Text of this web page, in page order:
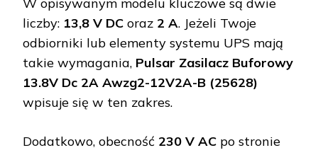
liczby: 13,8 V DC oraz 2 A. Jeżeli Twoje
odbiorniki lub elementy systemu UPS mają
takie wymagania, Pulsar Zasilacz Buforowy
13.8V Dc 2A Awzg2-12V2A-B (25628)
wpisuje się w ten zakres.
Dodatkowo, obecność 230 V AC po stronie